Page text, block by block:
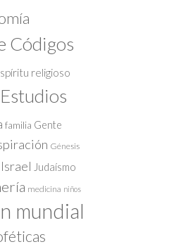
Códigos
religioso
Estudios
familia Gente
Génesis
Israel Judaísmo
medicina niños
mundial